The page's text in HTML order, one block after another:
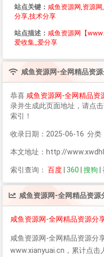
站点关键： 咸鱼资源网,资源
分享,技术分享
站点描述： 咸鱼资源网【
爱收集_爱分享
咸鱼资源网-全网精品资
恭喜 咸鱼资源网-全网精品资
录并生成此页面地址，请点
索引！
收录日期：2025-06-16 分类
本文地址：http://
索引查询： 百度 360 搜狗
咸鱼资源网-全网精品资源
咸鱼资源网-全网精品资源分
咸鱼资源网-全网精品资源分
www.xianyuai.cn，累计点击